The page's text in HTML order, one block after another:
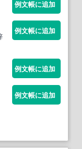
例文帳に追加
例文帳に追加
例文帳に追加
例文帳に追加